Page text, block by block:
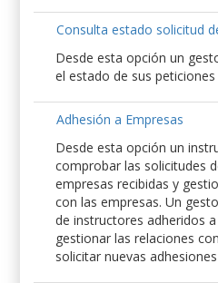
Consulta estado solicitud
Desde esta opción un
el estado de sus peticiones
Adhesión a Empresas
Desde esta opción un
comprobar las solicitudes
empresas recibidas y
con las empresas. Un
de instructores adheridos
gestionar las relaciones
solicitar nuevas